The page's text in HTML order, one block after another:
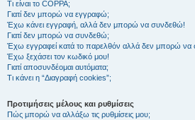
Τι είναι το COPPA;
Γιατί δεν μπορώ να εγγραφώ;
Έχω κάνει εγγραφή, αλλά δεν μπορώ να συνδεθώ!
Γιατί δεν μπορώ να συνδεθώ;
Έχω εγγραφεί κατά το παρελθόν αλλά δεν μπορώ
Έχω ξεχάσει τον κωδικό μου!
Γιατί αποσυνδέομαι αυτόματα;
Τι κάνει η “Διαγραφή cookies”;
Προτιμήσεις μέλους και ρυθμίσεις
Πώς μπορώ να αλλάξω τις ρυθμίσεις μου;